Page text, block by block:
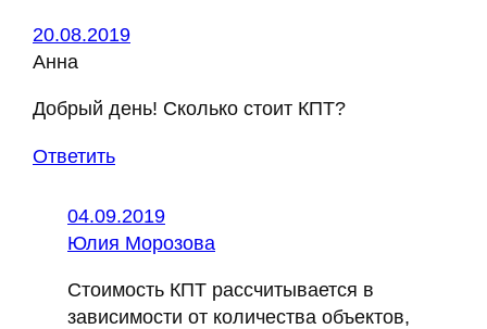
20.08.2019
Анна
Добрый день! Сколько стоит КПТ?
Ответить
04.09.2019
Юлия Морозова
Стоимость КПТ рассчитывается в
зависимости от количества объектов,